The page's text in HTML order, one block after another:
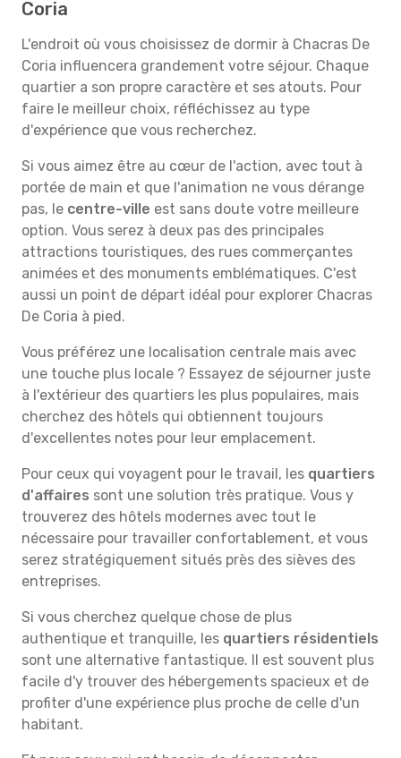
Coria
L'endroit où vous choisissez de dormir à Chacras De
Coria influencera grandement votre séjour. Chaque
quartier a son propre caractère et ses atouts. Pour
faire le meilleur choix, réfléchissez au type
d'expérience que vous recherchez.
Si vous aimez être au cœur de l'action, avec tout à
portée de main et que l'animation ne vous dérange
pas, le centre-ville est sans doute votre meilleure
option. Vous serez à deux pas des principales
attractions touristiques, des rues commerçantes
animées et des monuments emblématiques. C'est
aussi un point de départ idéal pour explorer Chacras
De Coria à pied.
Vous préférez une localisation centrale mais avec
une touche plus locale ? Essayez de séjourner juste
à l'extérieur des quartiers les plus populaires, mais
cherchez des hôtels qui obtiennent toujours
d'excellentes notes pour leur emplacement.
Pour ceux qui voyagent pour le travail, les quartiers
d'affaires sont une solution très pratique. Vous y
trouverez des hôtels modernes avec tout le
nécessaire pour travailler confortablement, et vous
serez stratégiquement situés près des sièves des
entreprises.
Si vous cherchez quelque chose de plus
authentique et tranquille, les quartiers résidentiels
sont une alternative fantastique. Il est souvent plus
facile d'y trouver des hébergements spacieux et de
profiter d'une expérience plus proche de celle d'un
habitant.